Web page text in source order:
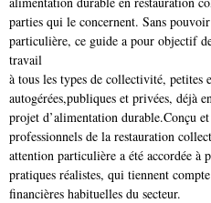
parties qui le concernent. Sans
particulière, ce guide a pour objectif
travail
à tous les types de collectivité, petites
autogérées,publiques et privées, déjà
projet d’alimentation durable.Conçu
professionnels de la restauration
attention particulière a été accordée à
pratiques réalistes, qui tiennent
financières habituelles du secteur.